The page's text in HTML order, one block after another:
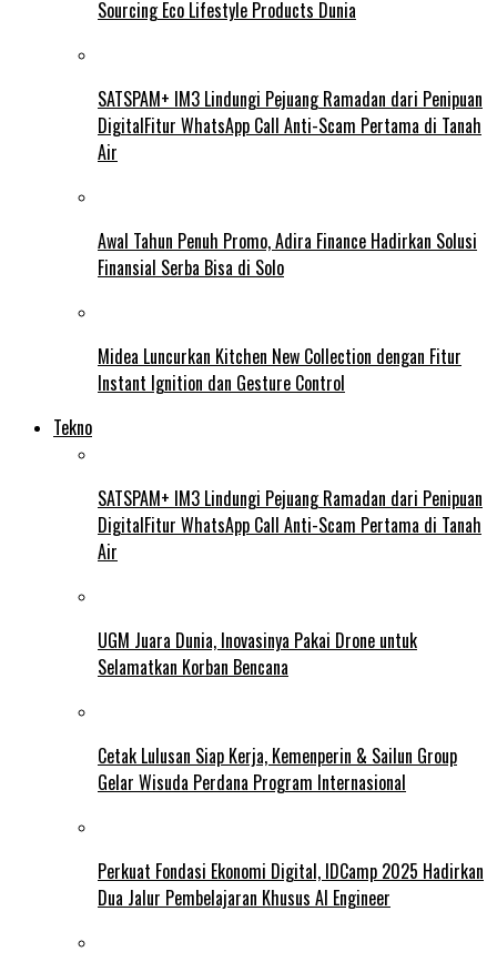
Sourcing Eco Lifestyle Products Dunia
SATSPAM+ IM3 Lindungi Pejuang Ramadan dari Penipuan
DigitalFitur WhatsApp Call Anti-Scam Pertama di Tanah
Air
Awal Tahun Penuh Promo, Adira Finance Hadirkan Solusi
Finansial Serba Bisa di Solo
Midea Luncurkan Kitchen New Collection dengan Fitur
Instant Ignition dan Gesture Control
Tekno
SATSPAM+ IM3 Lindungi Pejuang Ramadan dari Penipuan
DigitalFitur WhatsApp Call Anti-Scam Pertama di Tanah
Air
UGM Juara Dunia, Inovasinya Pakai Drone untuk
Selamatkan Korban Bencana
Cetak Lulusan Siap Kerja, Kemenperin & Sailun Group
Gelar Wisuda Perdana Program Internasional
Perkuat Fondasi Ekonomi Digital, IDCamp 2025 Hadirkan
Dua Jalur Pembelajaran Khusus AI Engineer